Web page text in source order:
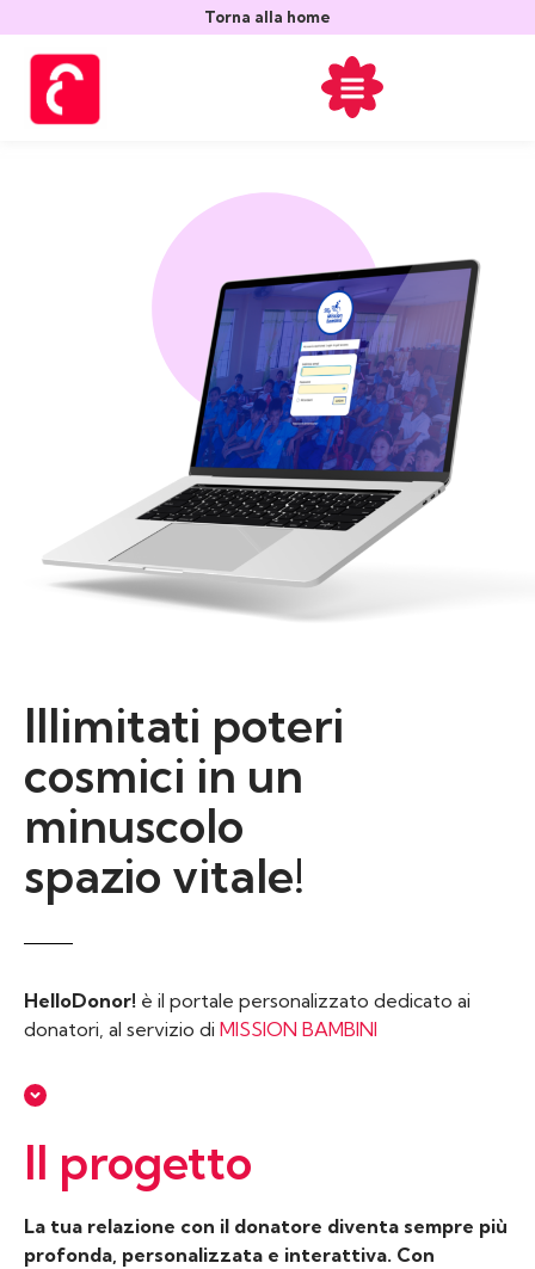
Torna alla home
Illimitati poteri
cosmici in un
minuscolo
spazio vitale!
HelloDonor! è il portale personalizzato dedicato ai
donatori, al servizio di MISSION BAMBINI
Il progetto
La tua relazione con il donatore diventa sempre più
profonda, personalizzata e interattiva. Con